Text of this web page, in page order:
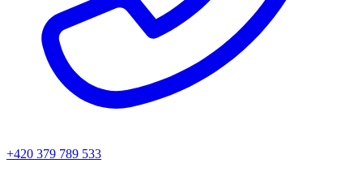
+420 379 789 533